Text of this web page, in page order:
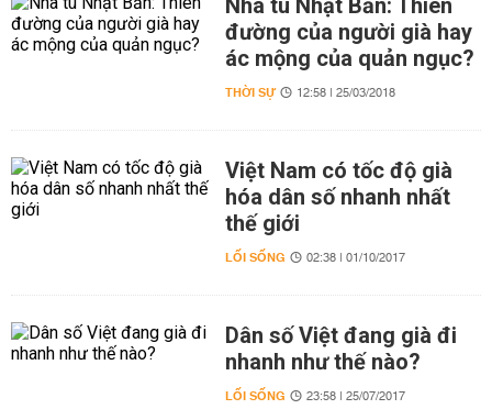
Nhà tù Nhật Bản: Thiên
đường của người già hay
ác mộng của quản ngục?
THỜI SỰ 12:58 | 25/03/2018
Việt Nam có tốc độ già
hóa dân số nhanh nhất
thế giới
LỐI SỐNG 02:38 | 01/10/2017
Dân số Việt đang già đi
nhanh như thế nào?
LỐI SỐNG 23:58 | 25/07/2017